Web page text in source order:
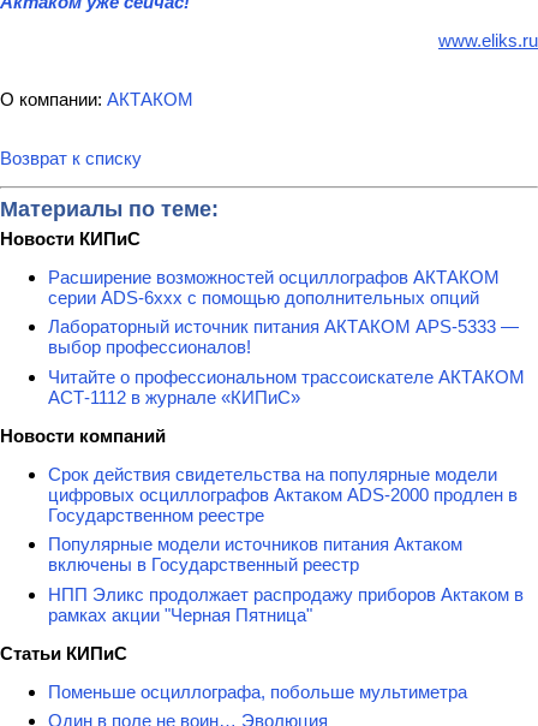
www.eliks.ru
О компании: АКТАКОМ
Возврат к списку
Материалы по теме:
Новости КИПиС
Расширение возможностей осциллографов АКТАКОМ
серии ADS-6ххх с помощью дополнительных опций
Лабораторный источник питания АКТАКОМ APS-5333 —
выбор профессионалов!
Читайте о профессиональном трассоискателе АКТАКОМ
АСТ-1112 в журнале «КИПиС»
Новости компаний
Срок действия свидетельства на популярные модели
цифровых осциллографов Актаком ADS-2000 продлен в
Государственном реестре
Популярные модели источников питания Актаком
включены в Государственный реестр
НПП Эликс продолжает распродажу приборов Актаком в
рамках акции "Черная Пятница"
Статьи КИПиС
Поменьше осциллографа, побольше мультиметра
Один в поле не воин… Эволюция